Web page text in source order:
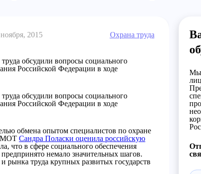
2015 Охрана труда
обсудили вопросы социального
Российской Федерации в ходе
обсудили вопросы социального
Российской Федерации в ходе
обмена опытом специалистов по охране
МОТ Сандра Поласки оценила российскую
что в сфере социального обеспечения
немало значительных шагов.
труда крупных развитых государств
Мы